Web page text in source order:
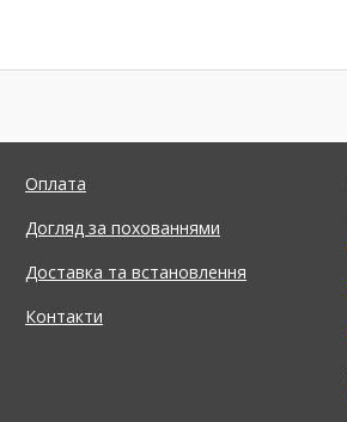
Оплата
Догляд за похованнями
Доставка та встановлення
Контакти